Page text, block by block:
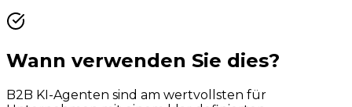
Wann verwenden Sie dies?
B2B KI-Agenten sind am wertvollsten für